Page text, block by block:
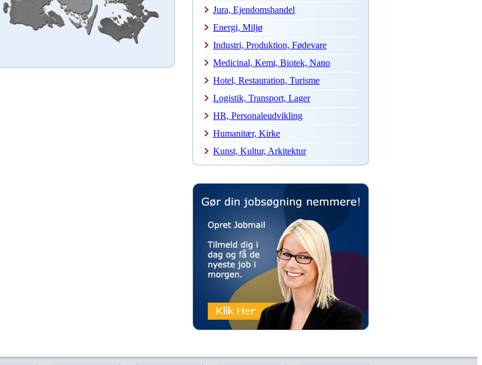
Jura, Ejendomshandel
Energi, Miljø
Industri, Produktion, Fødevare
Medicinal, Kemi, Biotek, Nano
Hotel, Restauration, Turisme
Logistik, Transport, Lager
HR, Personaleudvikling
Humanitær, Kirke
Kunst, Kultur, Arkitektur